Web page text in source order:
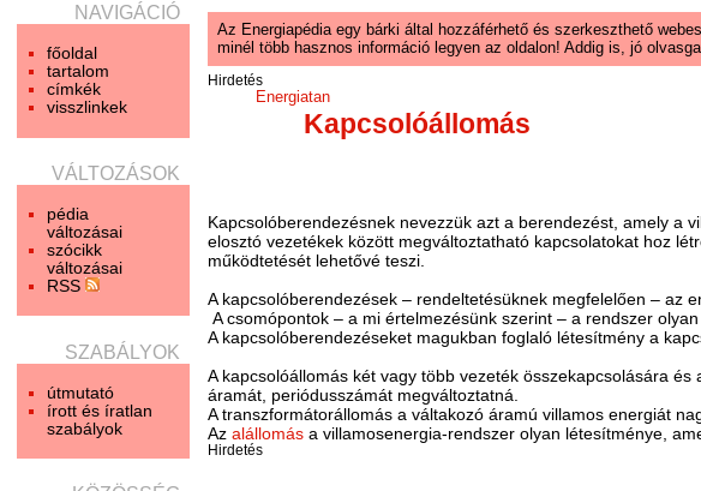
NAVIGÁCIÓ
főoldal
tartalom
címkék
visszlinkek
VÁLTOZÁSOK
pédia
változásai
szócikk
változásai
RSS
SZABÁLYOK
útmutató
írott és íratlan
szabályok
Az Energiapédia egy bárki által hozzáférhető és szerkeszthető
minél több hasznos információ legyen az oldalon! Addig is, jó
Hirdetés
Energiatan
Kapcsolóállomás
Kapcsolóberendezésnek nevezzük azt a berendezést, amely a
elosztó vezetékek között megváltoztatható kapcsolatokat hoz
működtetését lehetővé teszi.
A kapcsolóberendezések – rendeltetésüknek megfelelően – az
A csomópontok – a mi értelmezésünk szerint – a rendszer
A kapcsolóberendezéseket magukban foglaló létesítmény a
A kapcsolóállomás két vagy több vezeték összekapcsolására
áramát, periódusszámát megváltoztatná.
A transzformátorállomás a váltakozó áramú villamos energiát
Azalállomás a villamosenergia-rendszer olyan létesítménye,
Hirdetés